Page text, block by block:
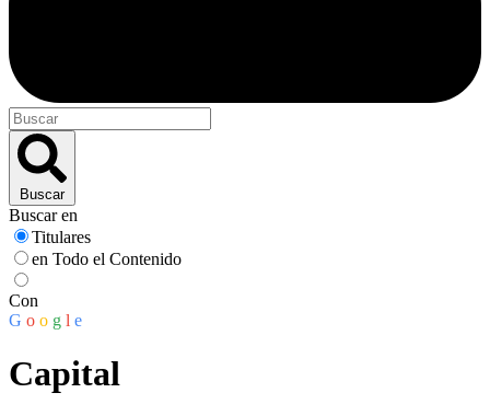
Buscar
Buscar en
Titulares
en Todo el Contenido
Con
G o o g l e
Capital